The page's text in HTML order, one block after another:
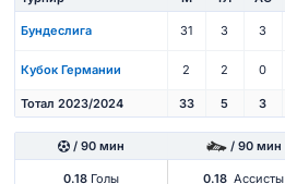
Бундеслига 31 3 3
Кубок Германии 2 2 0
Тотал 2023/2024 33 5 3
/ 90 мин / 90 мин
0.18Голы 0.18 Ассисты